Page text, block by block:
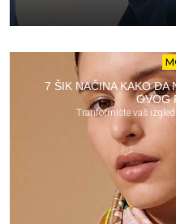
7 ŠIK NAČINA KAKO DA
OVOG
Tranformište vaš